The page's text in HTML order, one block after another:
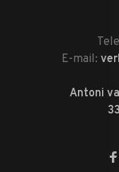
E-mail:
Antoni